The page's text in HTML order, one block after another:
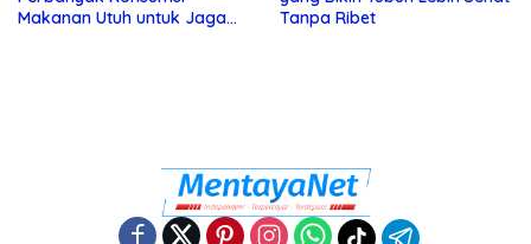
Makanan Utuh untuk Jaga
Tanpa Ribet